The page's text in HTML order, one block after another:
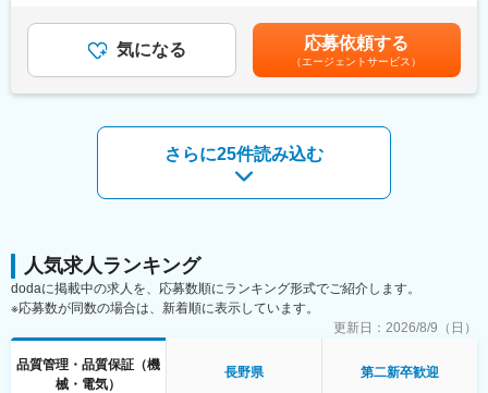
プロジェクトエンジニア、プロセスエンジニア、新工法開発、評
価・検査、製品開発、品質管理、品質保証、外注管理、生産管
（１）当求人へ応募頂きましたら、ご経験に応じてポジションを
（２）打診ポジションにて応募を希望されたい場合は、そのポジ
ションで選考を再開致します。
※打診ポジションを希望されない場合は、その段階でご応募を取り
■磁器センサについて
TMR磁気センサは長年培った磁性技術、薄膜技術のノウハウが詰
まった製品で、高精度・高信頼性・良好な温度特性を誇り、安定
した動作を実現します。 そのため、精度、信頼性、安全性が求め
られる車載用センサとしての採用が進んでいます。また、本セン
サは低消費電力のため、自動車だけでなく、ロボット、スマート
フォンなどコンシューマー製品にも幅広く使用されています。最
気になる 応募依頼する
（エージェントサービス）
さらに25件読み込む
人気求人ランキング
dodaに掲載中の求人を、応募数順にランキング形式でご紹介します。
※応募数が同数の場合は、新着順に表示しています。
更新日： 2026/8/9（日）
品質管理・品質保証（機
械・電気）
長野県 第二新卒歓迎